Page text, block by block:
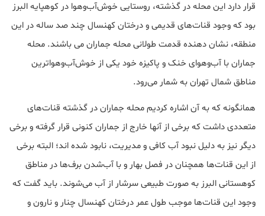
قرار دارد این محله در گذشته، روستایی خوش‌آب‌وهوا در کوهپایه البرز
بود که وجود قنات‌های قدیمی و درختان کهنسال چند صد ساله در این
منطقه، نشان دهنده قدمت طولانی محله جماران می باشند. محله
جماران با آب‌وهوای خنک و پاکیزه خود یکی از خوش‌آب‌وهواترین
مناطق شمال تهران به شمار می‌رود.
همانگونه که به آن اشاره کردیم محله جماران در گذشته قنات‌های
متعددی داشت که برخی از آنها خارج از جماران کنونی قرار گرفته‌ و برخی
دیگر نیز به‌ دلیل نبود آب کافی و مدیریت، نابود شده اند؛ البته برخی
از این قنات‌ها همچنان در فصل بهار و با آب‌شدن برف‌ها در مناطق
کوهستانی البرز به‌ صورت طبیعی سرشار از آب می‌شوند. باید گفت که
وجود این قنات‌ها موجب طول عمر درختان کهنسال چنار و نارون و